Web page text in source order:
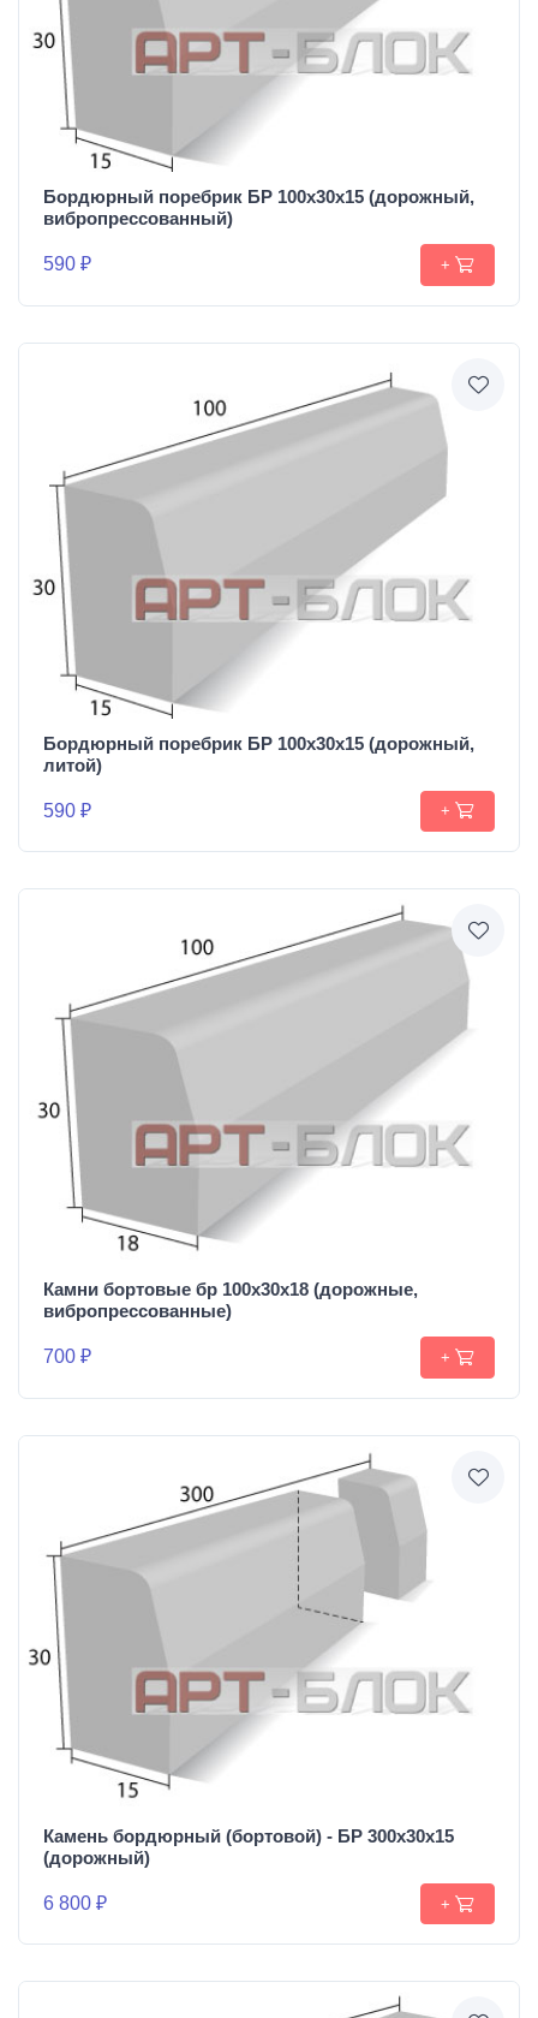
Бордюрный поребрик БР 100х30х15 (дорожный,
вибропрессованный)
590 ₽ +
Бордюрный поребрик БР 100х30х15 (дорожный,
литой)
590 ₽ +
Камни бортовые бр 100х30х18 (дорожные,
вибропрессованные)
700 ₽ +
Камень бордюрный (бортовой) - БР 300х30х15
(дорожный)
6 800 ₽ +